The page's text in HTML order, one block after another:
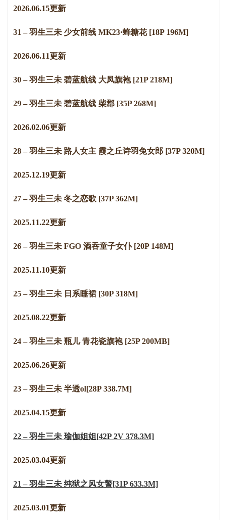
2026.06.15更新
31 – 羽生三未 少女前线 MK23·蜂糖花 [18P 196M]
2026.06.11更新
30 – 羽生三未 碧蓝航线 大凤旗袍 [21P 218M]
29 – 羽生三未 碧蓝航线 柴郡 [35P 268M]
2026.02.06更新
28 – 羽生三未 路人女主 霞之丘诗羽兔女郎 [37P 320M]
2025.12.19更新
27 – 羽生三未 冬之恋歌 [37P 362M]
2025.11.22更新
26 – 羽生三未 FGO 酒吞童子女仆 [20P 148M]
2025.11.10更新
25 – 羽生三未 日系睡裙 [30P 318M]
2025.08.22更新
24 – 羽生三未 瓶儿 青花瓷旗袍 [25P 200MB]
2025.06.26更新
23 – 羽生三未 半透ol[28P 338.7M]
2025.04.15更新
22 – 羽生三未 瑜伽姐姐[42P 2V 378.3M]
2025.03.04更新
21 – 羽生三未 纯狱之风女警[31P 633.3M]
2025.03.01更新